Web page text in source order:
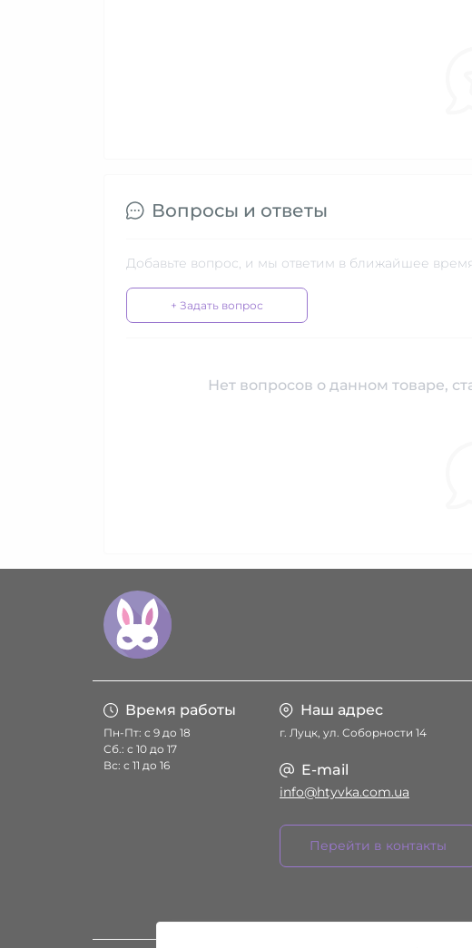
Вопросы и ответы
Добавьте вопрос, и мы ответим в ближайшее
+ Задать вопрос
Нет вопросов о данном товаре,
Время работы
Пн-Пт: с 9 до 18
Сб.: с 10 до 17
Вс: с 11 до 16
Наш адрес
г. Луцк, ул. Соборности 14
E-mail
info@htyvka.com.ua
Перейти в контакты